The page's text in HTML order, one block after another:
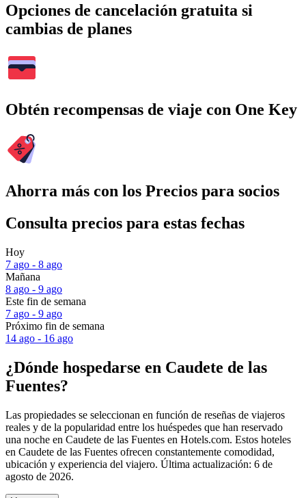
Opciones de cancelación gratuita si
cambias de planes
Obtén recompensas de viaje con One Key
Ahorra más con los Precios para socios
Consulta precios para estas fechas
Hoy
7 ago - 8 ago
Mañana
8 ago - 9 ago
Este fin de semana
7 ago - 9 ago
Próximo fin de semana
14 ago - 16 ago
¿Dónde hospedarse en Caudete de las
Fuentes?
Las propiedades se seleccionan en función de reseñas de viajeros
reales y de la popularidad entre los huéspedes que han reservado
una noche en Caudete de las Fuentes en Hotels.com. Estos hoteles
en Caudete de las Fuentes ofrecen constantemente comodidad,
ubicación y experiencia del viajero. Última actualización: 6 de
agosto de 2026.